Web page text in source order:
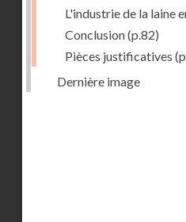
L'industrie de la laine
Conclusion(p.82)
Pièces justificatives
Dernière image